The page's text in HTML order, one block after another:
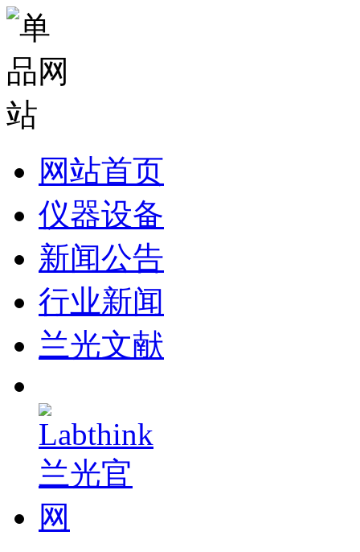
网站首页
仪器设备
新闻公告
行业新闻
兰光文献